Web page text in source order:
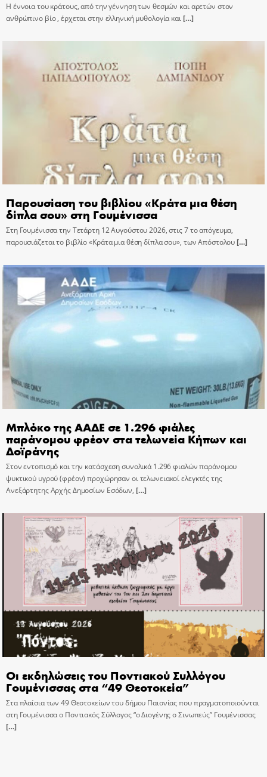
Η έννοια του κράτους, από την γέννηση των θεσμών και αρετών στον
ανθρώπινο βίο , έρχεται στην ελληνική μυθολογία και[…]
Παρουσίαση του βιβλίου «Κράτα μια θέση
δίπλα σου» στη Γουμένισσα
Στη Γουμένισσα την Τετάρτη 12 Αυγούστου 2026, στις 7 το απόγευμα,
παρουσιάζεται το βιβλίο «Κράτα μια θέση δίπλα σου», των Απόστολου[…]
Μπλόκο της ΑΑΔΕ σε 1.296 φιάλες
παράνομου φρέον στα τελωνεία Κήπων και
Δοϊράνης
Στον εντοπισμό και την κατάσχεση συνολικά 1.296 φιαλών παράνομου
ψυκτικού υγρού (φρέον) προχώρησαν οι τελωνειακοί ελεγκτές της
Ανεξάρτητης Αρχής Δημοσίων Εσόδων, […]
Οι εκδηλώσεις του Ποντιακού Συλλόγου
Γουμένισσας στα “49 Θεοτοκεία”
Στα πλαίσια των 49 Θεοτοκείων του δήμου Παιονίας που πραγματοποιούνται
στη Γουμένισσα ο Ποντιακός Σύλλογος “ο Διογένης ο Σινωπεύς” Γουμένισσας
[…]